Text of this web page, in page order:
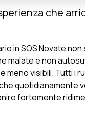
che
in SOS Novate
malate e non
visibili. Tutti i
quotidianamente
fortemente